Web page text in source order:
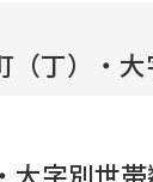
（丁）・
大字別世